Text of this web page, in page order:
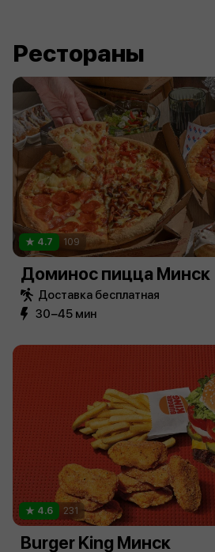
Рестораны
4.7 109
Доминос пицца Минск
Доставка бесплатная
30−45 мин
4.6 231
Burger King Минск